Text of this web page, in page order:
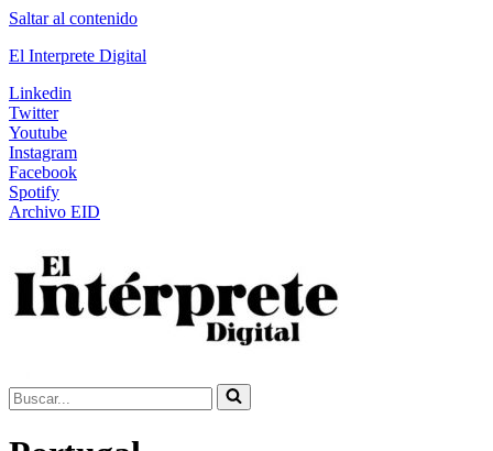
Saltar al contenido
El Interprete Digital
Linkedin
Twitter
Youtube
Instagram
Facebook
Spotify
Archivo EID
Buscar...